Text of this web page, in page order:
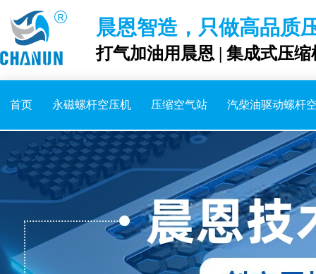
晨恩智造，只做高品质
打气加油用晨恩 | 集成式压
首页 永磁螺杆空压机 压缩空气站 汽柴油驱动螺杆